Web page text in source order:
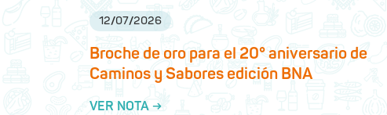
12/07/2026
Broche de oro para el 20° aniversario de
Caminos y Sabores edición BNA
VER NOTA →